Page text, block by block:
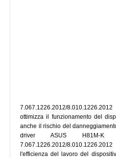
7.067.1226.2012/
ottimizza il funzionamento del
anche il rischio del
driver ASUS H81M-K
7.067.1226.2012/
l'efficienza del lavoro del